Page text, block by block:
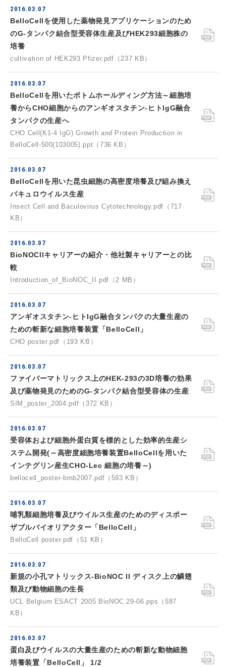
2016.03.07
BelloCellを使用した薬物発見アプリケーションのため
のG-タンパク結合型受容体生産及びHEK293細胞株の
培養
cultivation of HEK293 Pfizer.pdf（237 KB）
2016.03.07
BelloCellを用いたボトムホールディング方法～細胞培
養からCHO細胞からのアンギオスタチン-ヒトIgG融合
タンパクの生産へ
CHO Cell(K1-4 IgG) Growth and Protein Production in
BelloCell-500(103005).ppt（736 KB）
2016.03.07
BelloCellを用いた昆虫細胞の高密度培養及び組み換え
バキュロウイルス生産
Insect Cell and Baculovirus Cytotechnology.pdf（717
KB）
2016.03.07
BioNOCIIキャリアーの紹介・他社製キャリアーとの比
較
Introduction_of_BioNOC_II.pdf（2 MB）
2016.03.07
アンギオスタチン-ヒトIgG融合タンパクの大量生産の
ための斬新な細胞培養装置「BelloCell」
CHO poster.pdf（193 KB）
2016.03.07
ファイバーマトリックス上のHEK-293の3D培養の効果
及び薬物発見のためのG-タンパク結合型受容体の生産
SIM_poster_2004.pdf（372 KB）
2016.03.07
受容体および細胞外蛋白質を標的とした効率的生産シ
ステム開発(～高密度細胞培養装置BelloCellを用いた
インテグリン産生CHO-Lec 細胞の培養～)
bellocell_poster-bmb2007.pdf（593 KB）
2016.03.07
哺乳類細胞培養及びウイルス生産のためのディスポー
ザブルバイオリアクター「BelloCell」
BelloCell poster.pdf（51 KB）
2016.03.07
新規の小孔マトリックス-BioNOC II ディスク上の鱗翅
類及び動物細胞の生長
UCL Belgium ESACT 2005 BioNOC 29-06.pps（587
KB）
2016.03.07
蛋白及びウイルスの大量生産のための斬新な動物細胞
培養装置「BelloCell」 1/2